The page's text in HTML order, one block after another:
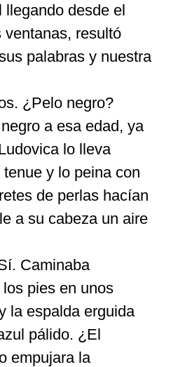
llegando desde el
ventanas, resultó
palabras y nuestra
¿Pelo negro?
a esa edad, ya
lo lleva
y lo peina con
de perlas hacían
a su cabeza un aire
Caminaba
pies en unos
la espalda erguida
pálido. ¿El
empujara la